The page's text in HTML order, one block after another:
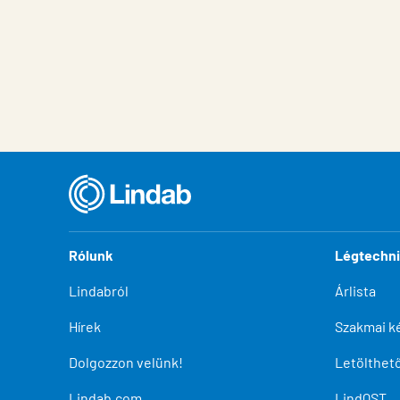
Rólunk
Lindabról
Hírek
Dolgozzon velünk!
Árlista
Szakmai